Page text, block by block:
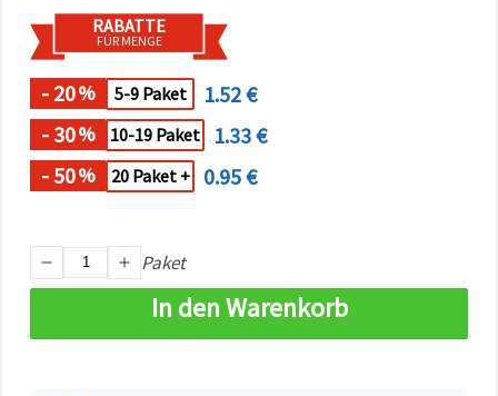
ablehnen
oder Ihre
Auswahl in
Einstellungen
individuell
festlegen.
Einwilligung
können Sie
widerrufen.
Impressum
Datenschutzerklärung
RABATTE
FÜR MENGE
- 20% 5-9 Paket
1.52 €
- 30% 10-19 Paket
1.33 €
- 50% 20 Paket + 0.95 €
Paket
In den Warenkorb